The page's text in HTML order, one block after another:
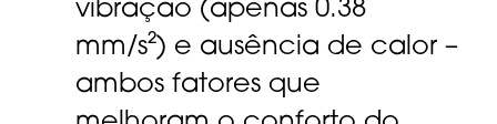
vibração (apenas 0.38
mm/s²) e ausência de calor –
ambos fatores que